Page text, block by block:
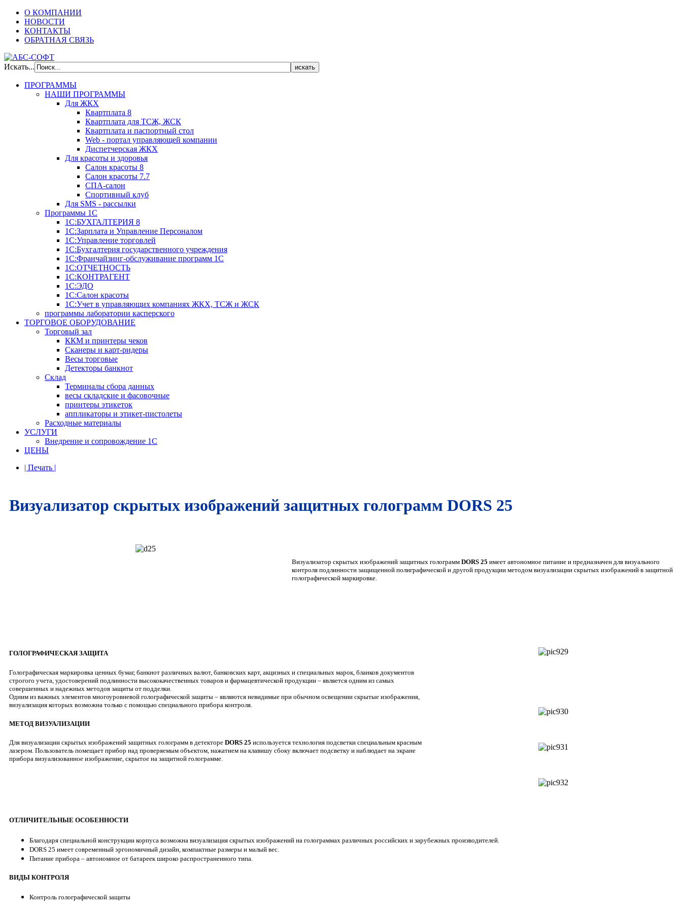
О КОМПАНИИ
НОВОСТИ
КОНТАКТЫ
ОБРАТНАЯ СВЯЗЬ
Искать...
ПРОГРАММЫ
НАШИ ПРОГРАММЫ
Для ЖКХ
Квартплата 8
Квартплата для ТСЖ, ЖСК
Квартплата и паспортный стол
Web - портал управляющей компании
Диспетчерская ЖКХ
Для красоты и здоровья
Салон красоты 8
Салон красоты 7.7
СПА-салон
Спортивный клуб
Для SMS - рассылки
Программы 1С
1С:БУХГАЛТЕРИЯ 8
1С:Зарплата и Управление Персоналом
1С:Управление торговлей
1С:Бухгалтерия государственного учреждения
1С:Франчайзинг-обслуживание программ 1С
1С:ОТЧЕТНОСТЬ
1С:КОНТРАГЕНТ
1С:ЭДО
1С:Салон красоты
1С:Учет в управляющих компаниях ЖКХ, ТСЖ и ЖСК
программы лаборатории касперского
ТОРГОВОЕ ОБОРУДОВАНИЕ
Торговый зал
ККМ и принтеры чеков
Сканеры и карт-ридеры
Весы торговые
Детекторы банкнот
Склад
Терминалы сбора данных
весы складские и фасовочные
принтеры этикеток
аппликаторы и этикет-пистолеты
Расходные материалы
УСЛУГИ
Внедрение и сопровождение 1С
ЦЕНЫ
| Печать |
Визуализатор скрытых изображений защитных голограмм DORS 25
Визуализатор скрытых изображений защитных голограмм DORS 25 имеет автономное питание и предназначен для визуального
контроля подлинности защищенной полиграфической и другой продукции методом визуализации скрытых изображений в защитной
голографической маркировке.
ГОЛОГРАФИЧЕСКАЯ ЗАЩИТА
Голографическая маркировка ценных бумаг, банкнот различных валют, банковских карт, акцизных и специальных марок, бланков документов
строгого учета, удостоверений подлинности высококачественных товаров и фармацевтической продукции – является одним из самых
совершенных и надежных методов защиты от подделки.
Одним из важных элементов многоуровневой голографической защиты – являются невидимые при обычном освещении скрытые изображения,
визуализация которых возможна только с помощью специального прибора контроля.
МЕТОД ВИЗУАЛИЗАЦИИ
Для визуализации скрытых изображений защитных голограмм в детекторе DORS 25 используется технология подсветки специальным красным
лазером. Пользователь помещает прибор над проверяемым объектом, нажатием на клавишу сбоку включает подсветку и наблюдает на экране
прибора визуализованное изображение, скрытое на защитной голограмме.
ОТЛИЧИТЕЛЬНЫЕ ОСОБЕННОСТИ
Благодаря специальной конструкции корпуса возможна визуализация скрытых изображений на голограммах различных российских и зарубежных производителей.
DORS 25 имеет современный эргономичный дизайн, компактные размеры и малый вес.
Питание прибора – автономное от батареек широко распространенного типа.
ВИДЫ КОНТРОЛЯ
Контроль голографической защиты